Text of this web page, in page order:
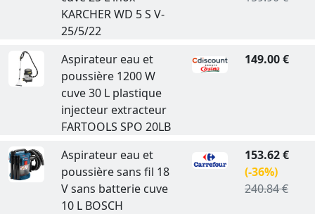
KARCHER WD 5 S V-
25/5/22
Aspirateur eau et
poussière 1200 W
cuve 30 L plastique
injecteur extracteur
FARTOOLS SPO 20LB
149.00 €
Aspirateur eau et
poussière sans fil 18
V sans batterie cuve
10 L BOSCH
153.62 €
(-36%)
240.84 €